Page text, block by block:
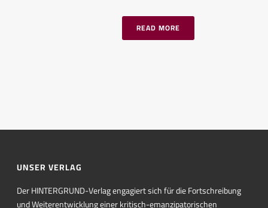
READ MORE
UNSER VERLAG
Der HINTERGRUND-Verlag engagiert sich für die Fortschreibung
und Weiterentwicklung einer kritisch-emanzipatorischen